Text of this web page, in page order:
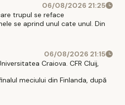
06/08/2026 21:25
trupul se reface
se aprind unul cate unul. Din
06/08/2026 21:15
Craiova. CFR Cluij,
meciului din Finlanda, după